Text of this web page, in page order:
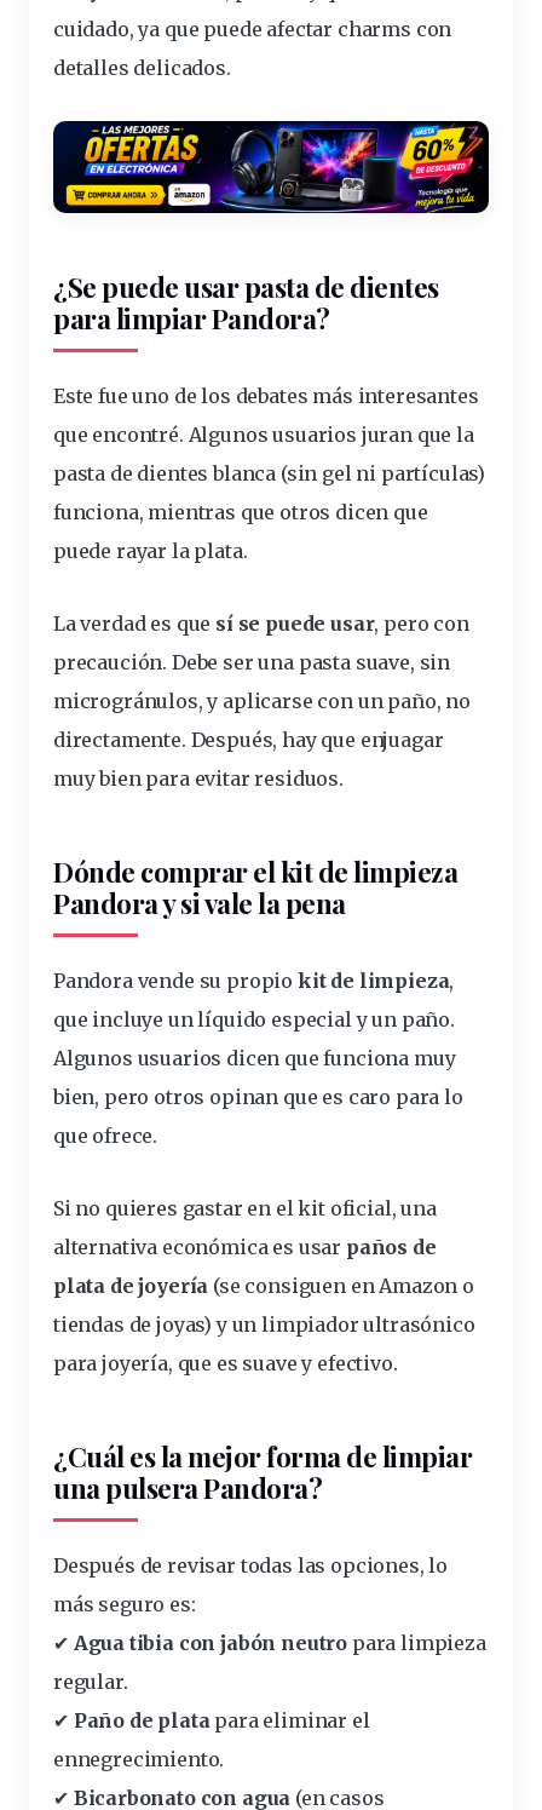
cuidado, ya que puede afectar charms con
detalles delicados.
¿Se puede usar pasta de dientes
para limpiar Pandora?
Este fue uno de los debates más interesantes
que encontré. Algunos usuarios juran que la
pasta de dientes blanca (sin gel ni partículas)
funciona, mientras que otros dicen que
puede rayar la plata.
La verdad es que sí se puede usar, pero con
precaución. Debe ser una pasta suave, sin
microgránulos, y aplicarse con un paño, no
directamente. Después, hay que enjuagar
muy bien para evitar residuos.
Dónde comprar elkitde limpieza
Pandora y si vale la pena
Pandora vende su propio kit de limpieza,
que incluye un líquido especial y un paño.
Algunos usuarios dicen que funciona muy
bien, pero otros opinan que es caro para lo
que ofrece.
Si no quieres gastar en el kit oficial, una
alternativa económica es usar paños de
plata de joyería (se consiguen en Amazon o
tiendas de joyas) y un limpiador ultrasónico
para joyería, que es suave y efectivo.
¿Cuál es la mejor forma de limpiar
una pulsera Pandora?
Después de revisar todas las opciones, lo
más seguro es:
✔ Agua tibia con jabón neutro para limpieza
regular.
✔ Paño de plata para eliminar el
ennegrecimiento.
✔ Bicarbonato con agua (en casos